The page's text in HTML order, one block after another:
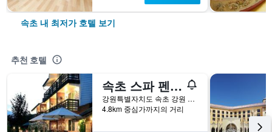
속초 내 최저가 호텔 보기
추천 호텔
속초 스파 펜션 바쏘
강원특별자치도 속초 강원 속초시 하도문길 40
4.8km 중심가까지의 거리